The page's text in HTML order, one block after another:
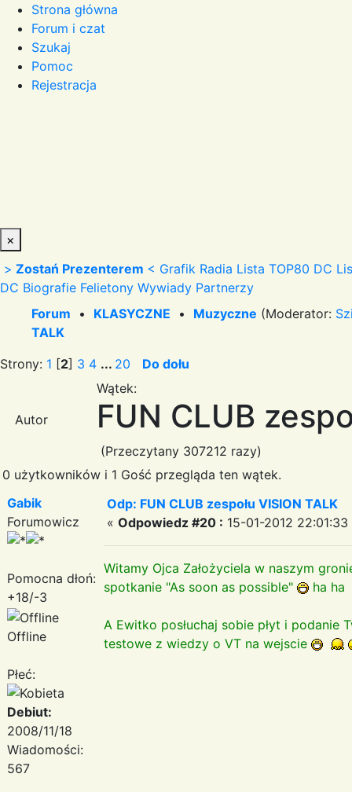
Strona główna
Forum i czat
Szukaj
Pomoc
Rejestracja
×
> Zostań Prezenterem < Grafik Radia Lista TOP80 DC
DC Biografie Felietony Wywiady Partnerzy
Forum • KLASYCZNE • Muzyczne (Moderator:
TALK
Strony: 1 [2] 3 4 ... 20 Do dołu
Autor
Wątek:
FUN CLUB
(Przeczytany 307212 razy)
0 użytkowników i 1 Gość przegląda ten wątek.
Gabik
Forumowicz
Pomocna dłoń:
+18/-3
Offline
Płeć:
Debiut:
2008/11/18
Wiadomości:
567
Odp: FUN CLUB zespołu VISION TALK
« Odpowiedz #20 : 15-01-2012 22:01:33
Witamy Ojca Założyciela w naszym
spotkanie "As soon as possible"
ha ha
A Ewitko posłuchaj sobie płyt i podanie
testowe z wiedzy o VT na wejscie